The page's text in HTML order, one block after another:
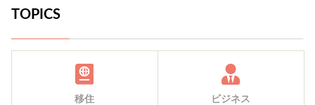
TOPICS
移住 ビジネス